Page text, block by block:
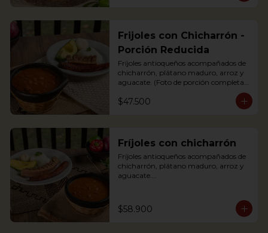
Frijoles con Chicharrón -
Porción Reducida
Fríjoles antioqueños acompañados de
chicharrón, plátano maduro, arroz y
aguacate. (Foto de porción completa).
cracklings, white rice, avocado and
$47.500
Fríjoles con chicharrón
Fríjoles antioqueños acompañados de
chicharrón, plátano maduro, arroz y
aguacate.
sweet plantain.
$58.900